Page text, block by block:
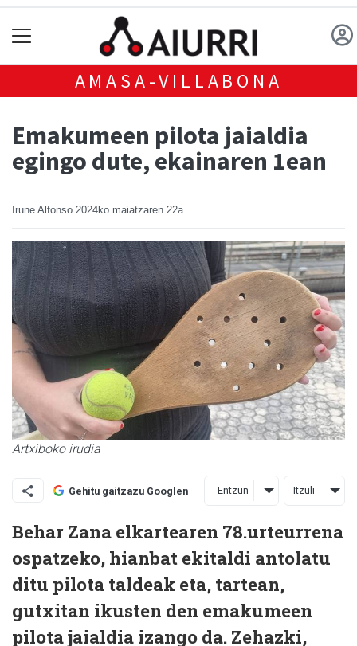
AMASA-VILLABONA
Emakumeen pilota jaialdia
egingo dute, ekainaren 1ean
Irune Alfonso 2024ko maiatzaren 22a
Artxiboko irudia
Gehitu gaitzazu Googlen Entzun Itzuli
Behar Zana elkartearen 78.urteurrena
ospatzeko, hianbat ekitaldi antolatu
ditu pilota taldeak eta, tartean,
gutxitan ikusten den emakumeen
pilota jaialdia izango da. Zehazki,